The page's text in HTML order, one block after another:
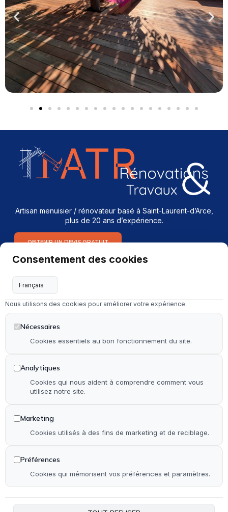
Artisan menuisier / rénovateur basé à Saint-Laurent-d’Arce,
plus de 20 ans d’expérience.
OBTENIR UN DEVIS GRATUIT
Services
Menuiserie intérieure & extérieure
Dépannage en serrurerie et vitrerie
Installation & rénovation de salle de bain
Installation & rénovation de cuisine
Pose de terrasse & contour de piscine en bois
Pose de parquet (stratifié, PVC et bois)
Autre
Accueil
Qui suis-je ?
Consentement des cookies
Nous utilisons des cookies pour améliorer votre expérience.
Nécessaires
Cookies essentiels au bon fonctionnement du site.
Analytiques
Cookies qui nous aident à comprendre comment vous
utilisez notre site.
Marketing
Cookies utilisés à des fins de marketing et de reciblage.
Préférences
Cookies qui mémorisent vos préférences et paramètres.